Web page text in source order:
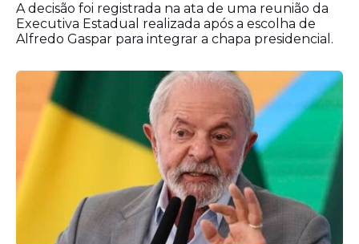
A decisão foi registrada na ata de uma reunião da
Executiva Estadual realizada após a escolha de
Alfredo Gaspar para integrar a chapa presidencial.